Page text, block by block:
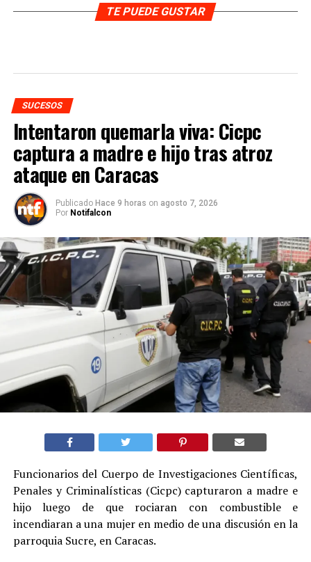
TE PUEDE GUSTAR
SUCESOS
Intentaron quemarla viva: Cicpc
captura a madre e hijo tras atroz
ataque en Caracas
Publicado Hace 9 horas on agosto 7, 2026
Por Notifalcon
Funcionarios del Cuerpo de Investigaciones Científicas,
Penales y Criminalísticas (Cicpc) capturaron a madre e
hijo luego de que rociaran con combustible e
incendiaran a una mujer en medio de una discusión en la
parroquia Sucre, en Caracas.